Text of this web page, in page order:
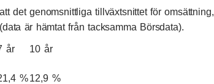
det genomsnittliga tillväxtsnittet för omsättning,
data är hämtat från tacksamma Börsdata).
år 10 år
%12,9 %